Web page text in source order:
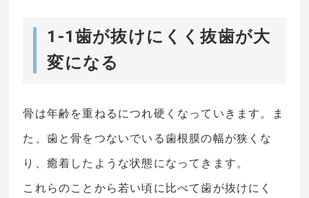
1-1歯が抜けにくく抜歯が大
変になる
骨は年齢を重ねるにつれ硬くなっていきます。ま
た、歯と骨をつないでいる歯根膜の幅が狭くな
り、癒着したような状態になってきます。
これらのことから若い頃に比べて歯が抜けにく